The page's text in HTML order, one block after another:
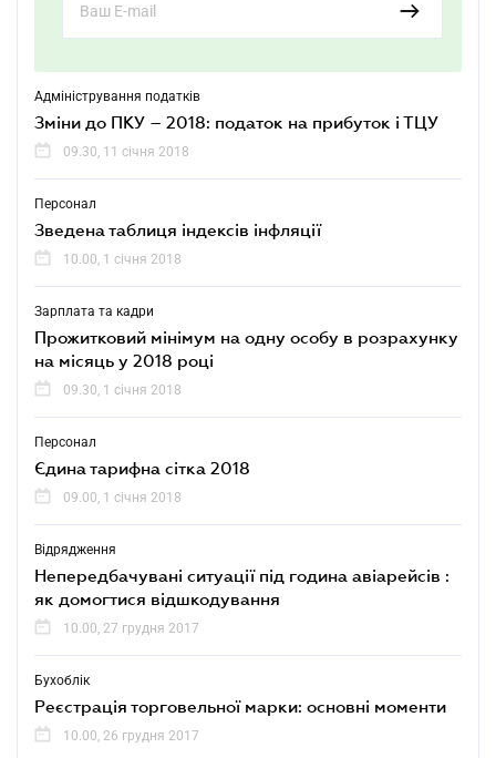
Адміністрування податків
Зміни до ПКУ – 2018: податок на прибуток і ТЦУ
09.30, 11 січня 2018
Персонал
Зведена таблиця індексів інфляції
10.00, 1 січня 2018
Зарплата та кадри
Прожитковий мінімум на одну особу в розрахунку
на місяць у 2018 році
09.30, 1 січня 2018
Персонал
Єдина тарифна сітка 2018
09.00, 1 січня 2018
Відрядження
Непередбачувані ситуації під година авіарейсів :
як домогтися відшкодування
10.00, 27 грудня 2017
Бухоблік
Реєстрація торговельної марки: основні моменти
10.00, 26 грудня 2017